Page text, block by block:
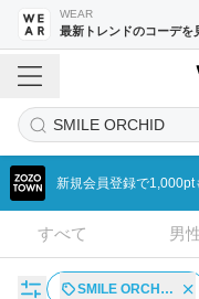
WEAR
最新トレンドのコーデを
SMILE ORCHID
新規会員登録で1,000pt
すべて 男
SMILE ORCH…